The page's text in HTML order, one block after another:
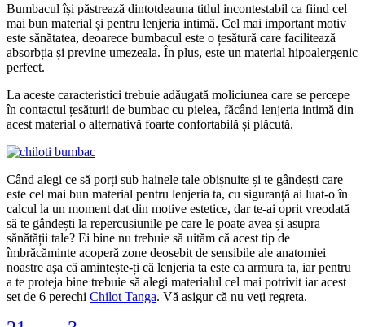
Bumbacul își păstrează dintotdeauna titlul incontestabil ca fiind cel
mai bun material și pentru lenjeria intimă. Cel mai important motiv
este sănătatea, deoarece bumbacul este o țesătură care facilitează
absorbția și previne umezeala. În plus, este un material hipoalergenic
perfect.
La aceste caracteristici trebuie adăugată moliciunea care se percepe
în contactul țesăturii de bumbac cu pielea, făcând lenjeria intimă din
acest material o alternativă foarte confortabilă și plăcută.
Când alegi ce să porți sub hainele tale obișnuite și te gândești care
este cel mai bun material pentru lenjeria ta, cu siguranță ai luat-o în
calcul la un moment dat din motive estetice, dar te-ai oprit vreodată
să te gândești la repercusiunile pe care le poate avea și asupra
sănătății tale? Ei bine nu trebuie să uităm că acest tip de
îmbrăcăminte acoperă zone deosebit de sensibile ale anatomiei
noastre aşa că amintește-ți că lenjeria ta este ca armura ta, iar pentru
a te proteja bine trebuie să alegi materialul cel mai potrivit iar acest
set de 6 perechi Chilot Tanga. Vă asigur că nu veţi regreta.